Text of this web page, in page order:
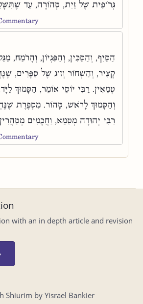
גְּרוֹפִית שֶׁל זַיִת, טְהוֹרָה, עַד
הַסַּיִף, וְהַסַּכִּין, וְהַפִּגְיוֹן, וְהָרֹמַח,
קָצִיר, וְהַשְּׁחוֹר וְזוּג שֶׁל סַפָּרִים,
טְמֵאִין. רַבִּי יוֹסֵי אוֹמֵר, הַסָּמוּךְ
וְהַסָּמוּךְ לָרֹאשׁ, טָהוֹר. מִסְפֶּרֶת
רַבִּי יְהוּדָה מְטַמֵּא, וַחֲכָמִים
with an in depth article and revision
Shiurim by Yisrael Bankier